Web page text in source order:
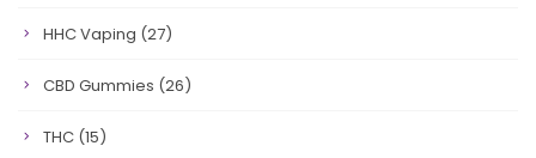
HHC Vaping (27)
CBD Gummies (26)
THC (15)